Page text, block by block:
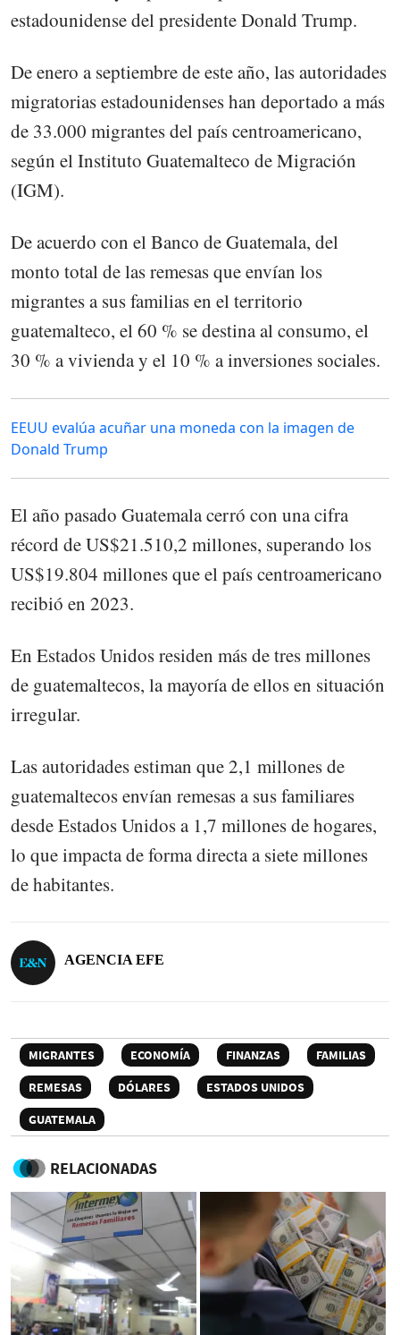
estadounidense del presidente Donald Trump.
De enero a septiembre de este año, las autoridades
migratorias estadounidenses han deportado a más
de 33.000 migrantes del país centroamericano,
según el Instituto Guatemalteco de Migración
(IGM).
De acuerdo con el Banco de Guatemala, del
monto total de las remesas que envían los
migrantes a sus familias en el territorio
guatemalteco, el 60 % se destina al consumo, el
30 % a vivienda y el 10 % a inversiones sociales.
EEUU evalúa acuñar una moneda con la imagen de
Donald Trump
El año pasado Guatemala cerró con una cifra
récord de US$21.510,2 millones, superando los
US$19.804 millones que el país centroamericano
recibió en 2023.
En Estados Unidos residen más de tres millones
de guatemaltecos, la mayoría de ellos en situación
irregular.
Las autoridades estiman que 2,1 millones de
guatemaltecos envían remesas a sus familiares
desde Estados Unidos a 1,7 millones de hogares,
lo que impacta de forma directa a siete millones
de habitantes.
AGENCIA EFE
MIGRANTES ECONOMÍA FINANZAS
FAMILIAS
REMESAS
DÓLARES
ESTADOS UNIDOS
GUATEMALA
RELACIONADAS